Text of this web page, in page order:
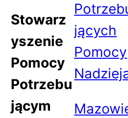
Stowarz
yszenie
Pomocy
Potrzebu
jącym
jących
Pomocy